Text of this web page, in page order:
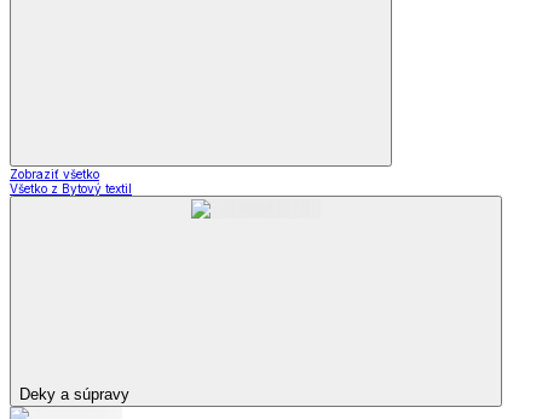
Zobraziť všetko
Všetko z Bytový textil
Deky a súpravy